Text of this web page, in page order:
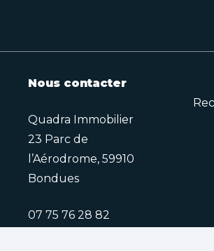
Nous contacter
Quadra Immobilier
23 Parc de
l’Aérodrome, 59910
Bondues
07 75 76 28 82